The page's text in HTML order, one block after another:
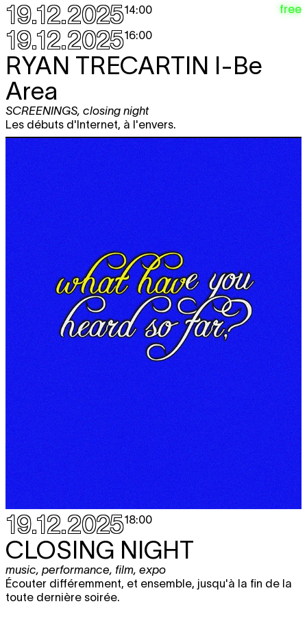
19.12.202514:00
19.12.202516:00
free
RYAN TRECARTIN I-Be
Area
SCREENINGS, closing night
Les débuts d'Internet, à l'envers.
19.12.202518:00
CLOSING NIGHT
music, performance, film, expo
Écouter différemment, et ensemble, jusqu'à la fin de la
toute dernière soirée.